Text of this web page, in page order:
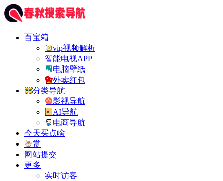
百宝箱
vip视频解析
智能电视APP
电脑壁纸
外卖红包
分类导航
影视导航
AI导航
电商导航
今天买点啥
赏
网站提交
更多
实时访客